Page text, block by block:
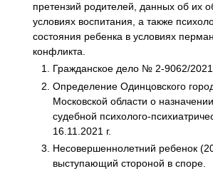
претензий родителей, данных об их
условиях воспитания, а также
состояния ребенка в условиях
конфликта.
Гражданское дело № 2-9062/
Определение Одинцовского
Московской области о
судебной психолого-
16.11.2021 г.
Несовершеннолетний ребенок
выступающий стороной в споре.